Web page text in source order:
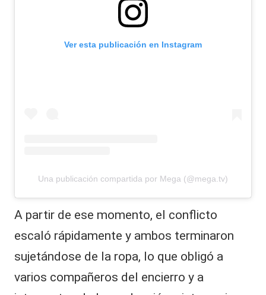
Ver esta publicación en Instagram
Una publicación compartida por Mega (@mega.tv)
A partir de ese momento, el conflicto
escaló rápidamente y ambos terminaron
sujetándose de la ropa, lo que obligó a
varios compañeros del encierro y a